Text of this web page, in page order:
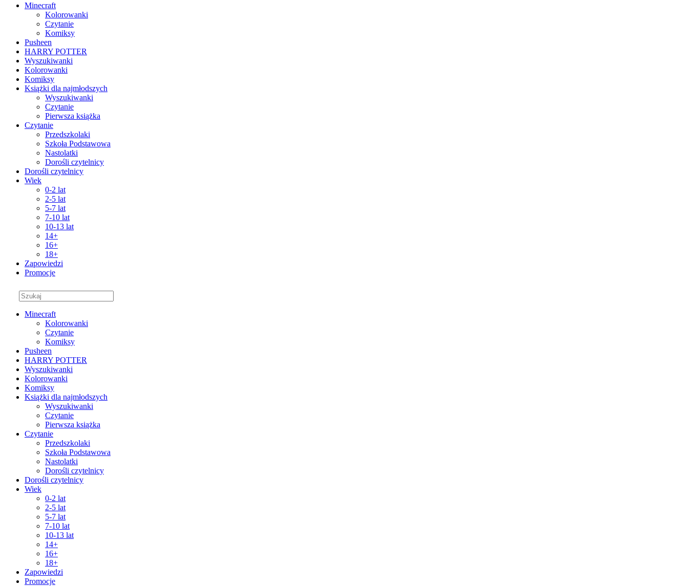
Minecraft
Kolorowanki
Czytanie
Komiksy
Pusheen
HARRY POTTER
Wyszukiwanki
Kolorowanki
Komiksy
Książki dla najmłodszych
Wyszukiwanki
Czytanie
Pierwsza książka
Czytanie
Przedszkolaki
Szkoła Podstawowa
Nastolatki
Dorośli czytelnicy
Dorośli czytelnicy
Wiek
0-2 lat
2-5 lat
5-7 lat
7-10 lat
10-13 lat
14+
16+
18+
Zapowiedzi
Promocje
Minecraft
Kolorowanki
Czytanie
Komiksy
Pusheen
HARRY POTTER
Wyszukiwanki
Kolorowanki
Komiksy
Książki dla najmłodszych
Wyszukiwanki
Czytanie
Pierwsza książka
Czytanie
Przedszkolaki
Szkoła Podstawowa
Nastolatki
Dorośli czytelnicy
Dorośli czytelnicy
Wiek
0-2 lat
2-5 lat
5-7 lat
7-10 lat
10-13 lat
14+
16+
18+
Zapowiedzi
Promocje